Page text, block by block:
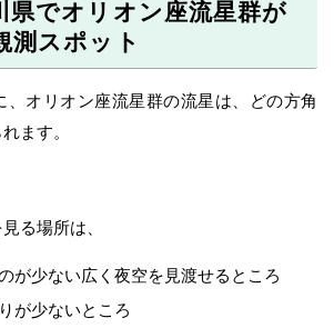
県でオリオン座流星群が
測スポット
、オリオン座流星群の流星は、どの方角
ます。
る場所は、
が少ない広く夜空を見渡せるところ
が少ないところ